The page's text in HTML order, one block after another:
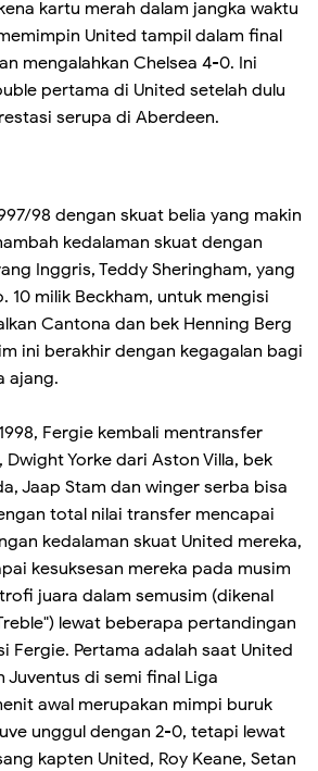
kartu merah dalam jangka waktu
United tampil dalam final
mengalahkan Chelsea 4-0. Ini
pertama di United setelah dulu
serupa di Aberdeen.
98 dengan skuat belia yang makin
kedalaman skuat dengan
Inggris, Teddy Sheringham, yang
10 milik Beckham, untuk mengisi
Cantona dan bek Henning Berg
ini berakhir dengan kegagalan bagi
ajang.
Fergie kembali mentransfer
Yorke dari Aston Villa, bek
Jaap Stam dan winger serba bisa
total nilai transfer mencapai
kedalaman skuat United mereka,
kesuksesan mereka pada musim
juara dalam semusim (dikenal
lewat beberapa pertandingan
Fergie. Pertama adalah saat United
Juventus di semi final Liga
awal merupakan mimpi buruk
unggul dengan 2-0, tetapi lewat
kapten United, Roy Keane, Setan